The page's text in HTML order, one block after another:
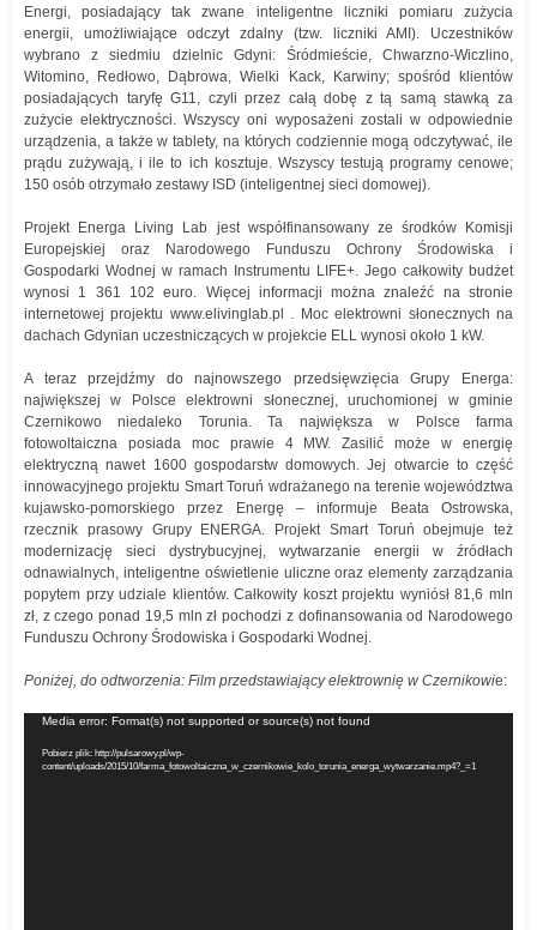
Energi, posiadający tak zwane inteligentne liczniki pomiaru zużycia
energii, umożliwiające odczyt zdalny (tzw. liczniki AMI). Uczestników
wybrano z siedmiu dzielnic Gdyni: Śródmieście, Chwarzno-Wiczlino,
Witomino, Redłowo, Dąbrowa, Wielki Kack, Karwiny; spośród klientów
posiadających taryfę G11, czyli przez całą dobę z tą samą stawką za
zużycie elektryczności. Wszyscy oni wyposażeni zostali w odpowiednie
urządzenia, a także w tablety, na których codziennie mogą odczytywać, ile
prądu zużywają, i ile to ich kosztuje. Wszyscy testują programy cenowe;
150 osób otrzymało zestawy ISD (inteligentnej sieci domowej).
Projekt Energa Living Lab jest współfinansowany ze środków Komisji
Europejskiej oraz Narodowego Funduszu Ochrony Środowiska i
Gospodarki Wodnej w ramach Instrumentu LIFE+. Jego całkowity budżet
wynosi 1 361 102 euro. Więcej informacji można znaleźć na stronie
internetowej projektu www.elivinglab.pl . Moc elektrowni słonecznych na
dachach Gdynian uczestniczących w projekcie ELL wynosi około 1 kW.
A teraz przejdźmy do najnowszego przedsięwzięcia Grupy Energa:
największej w Polsce elektrowni słonecznej, uruchomionej w gminie
Czernikowo niedaleko Torunia. Ta największa w Polsce farma
fotowoltaiczna posiada moc prawie 4 MW. Zasilić może w energię
elektryczną nawet 1600 gospodarstw domowych. Jej otwarcie to część
innowacyjnego projektu Smart Toruń wdrażanego na terenie województwa
kujawsko-pomorskiego przez Energę – informuje Beata Ostrowska,
rzecznik prasowy Grupy ENERGA. Projekt Smart Toruń obejmuje też
modernizację sieci dystrybucyjnej, wytwarzanie energii w źródłach
odnawialnych, inteligentne oświetlenie uliczne oraz elementy zarządzania
popytem przy udziale klientów. Całkowity koszt projektu wyniósł 81,6 mln
zł, z czego ponad 19,5 mln zł pochodzi z dofinansowania od Narodowego
Funduszu Ochrony Środowiska i Gospodarki Wodnej.
Poniżej, do odtworzenia: Film przedstawiający elektrownię w Czernikowie:
Odtwarzacz
Media error: Format(s) not supported or source(s) not found
Pobierz plik: http://pulsarowy.pl/wp-
content/uploads/2015/10/farma_fotowoltaiczna_w_czernikowie_kolo_torunia_energa_wytwarzanie.mp4?_=1